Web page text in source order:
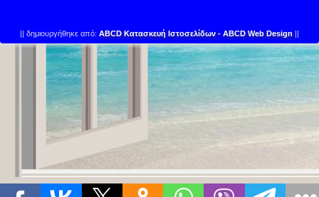
|| δημιουργήθηκε από: ABCD Κατασκευή Ιστοσελίδων - ABCD Web Design||